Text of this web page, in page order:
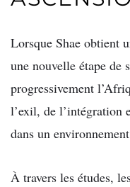
Lorsque Shae obtient
une nouvelle étape de
progressivement
l’exil, de l’intégration
dans un
À travers les études,